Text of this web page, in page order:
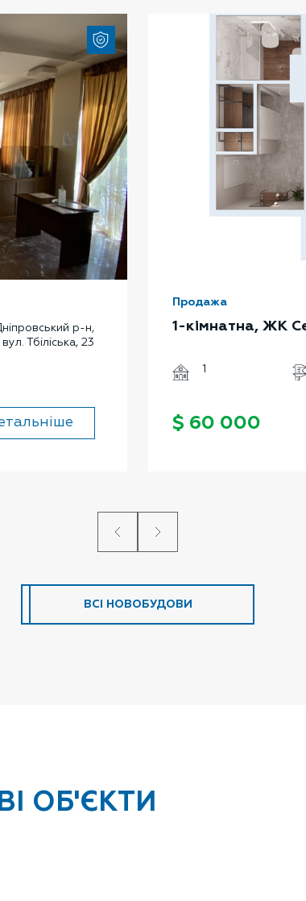
УСІ ПРОПОЗИЦІЇ
р-н,
вул. Тбіліська, 23
Продажа
1-кімнатна, ЖК
1
$ 60 000
ВСІ НОВОБУДОВИ
ОБ'ЄКТИ